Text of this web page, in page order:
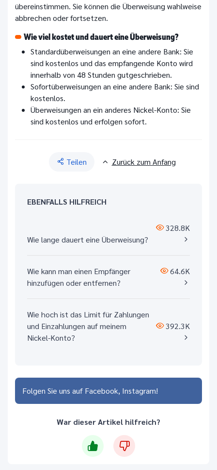
übereinstimmen. Sie können die Überweisung wahlweise
abbrechen oder fortsetzen.
Wie viel kostet und dauert eine Überweisung?
Standardüberweisungen an eine andere Bank: Sie
sind kostenlos und das empfangende Konto wird
innerhalb von 48 Stunden gutgeschrieben.
Sofortüberweisungen an eine andere Bank: Sie sind
kostenlos.
Überweisungen an ein anderes Nickel-Konto: Sie
sind kostenlos und erfolgen sofort.
Teilen Zurück zum Anfang
EBENFALLS HILFREICH
Wie lange dauert eine Überweisung?
328.8K
Wie kann man einen Empfänger
hinzufügen oder entfernen?
64.6K
Wie hoch ist das Limit für Zahlungen
und Einzahlungen auf meinem
Nickel-Konto?
392.3K
Folgen Sie uns auf Facebook Instagram
War dieser Artikel hilfreich?